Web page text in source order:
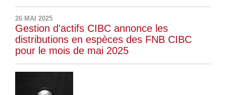
26 MAI 2025
Gestion d'actifs CIBC annonce les
distributions en espèces des FNB CIBC
pour le mois de mai 2025